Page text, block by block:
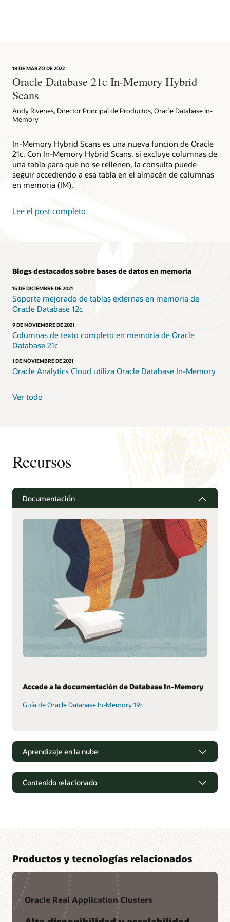
18 DE MARZO DE 2022
Oracle Database 21c In-Memory Hybrid
Scans
Andy Rivenes, Director Principal de Productos, Oracle Database In-
Memory
In-Memory Hybrid Scans es una nueva función de Oracle
21c. Con In-Memory Hybrid Scans, si excluye columnas de
una tabla para que no se rellenen, la consulta puede
seguir accediendo a esa tabla en el almacén de columnas
en memoria (IM).
Lee el post completo
Blogs destacados sobre bases de datos en memoria
15 DE DICIEMBRE DE 2021
Soporte mejorado de tablas externas en memoria de
Oracle Database 12c
9 DE NOVIEMBRE DE 2021
Columnas de texto completo en memoria de Oracle
Database 21c
1 DE NOVIEMBRE DE 2021
Oracle Analytics Cloud utiliza Oracle Database In-Memory
Ver todo
Recursos
Documentación
Accede a la documentación de Database In-Memory
Guía de Oracle Database In-Memory 19c
Aprendizaje en la nube
Contenido relacionado
Productos y tecnologías relacionados
Oracle Real Application Clusters